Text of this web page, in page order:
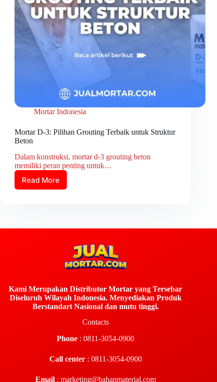
Mortar Indonesia
Mortar D-3: Pilihan Grouting Terbaik untuk Struktur
Beton
Dalam konstruksi, mortar d-3 grouting beton
memiliki peran penting untuk…
Read More
Kami Merupakan Distributor Mortar yang Tersebar
Diseluruh Wilayah Indonesia. Menyediakan Produk
Berstandart Nasional dan mutu tinggi.
Contacts
Phone : 0811-3054-0900
Call center : 0811-3054-0900
Email: marketing@bahanmaterial.com